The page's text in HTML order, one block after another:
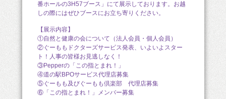
番ホールの3H57ブース」にて展示しております。お越
しの際にはぜひブースにお立ち寄りください。
【展示内容】
①自然と健康の会について（法人会員・個人会員）
②ぐーももドクターズサービス発表、いよいよスター
ト！人事の皆様お見逃しなく！
③Pepperの「この指とまれ！」
④道の駅BPOサービス代理店募集
⑤ぐーもも及びぐーもも倶楽部 代理店募集
⑥「この指とまれ！」メンバー募集